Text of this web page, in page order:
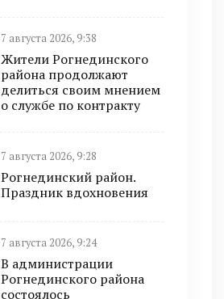
7 августа 2026, 9:38
Жители Рогнединского
района продолжают
делиться своим мнением
о службе по контракту
7 августа 2026, 9:28
Рогнединский район.
Праздник вдохновения
7 августа 2026, 9:24
В администрации
Рогнединского района
состоялось